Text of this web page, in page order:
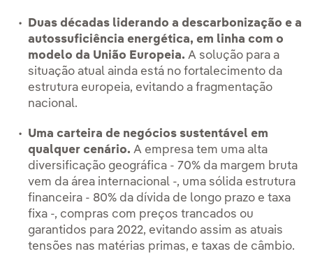
Duas décadas liderando a descarbonização e a
autossuficiência energética, em linha com o
modelo da União Europeia. A solução para a
situação atual ainda está no fortalecimento da
estrutura europeia, evitando a fragmentação
nacional.
Uma carteira de negócios sustentável em
qualquer cenário. A empresa tem uma alta
diversificação geográfica - 70% da margem bruta
vem da área internacional -, uma sólida estrutura
financeira - 80% da dívida de longo prazo e taxa
fixa -, compras com preços trancados ou
garantidos para 2022, evitando assim as atuais
tensões nas matérias primas, e taxas de câmbio.